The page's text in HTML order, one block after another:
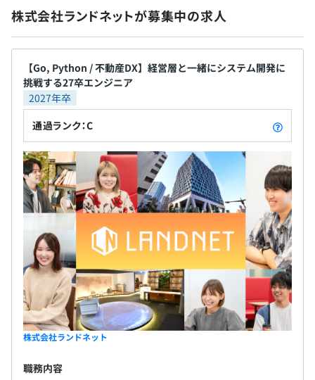
各運用業務に対してチーム制を採用しています。
・資格手当（宅建 月20,000円、FP2級 月2,500円、その
他）
賞与：年3回（4・8・12月）
※昨年実績：年間3.2カ月
昇給：年2回（2・8月）
社会保険完備（健康保険・厚生年金加入・雇用保険・労災
保険）
※東京都不動産業健康保険組合加入
放置が増加している日本において、中古不動産の流
通と再生を進める企業のシステムに携わることは、
エンジニアとして社会貢献度の高い仕事ができると
思いランドネットに入社しました。 【開発エンジニ
アBさん】 面接時に伝わる社長の熱量と意欲は圧巻
でした。 ランドネットのIRやバランスシートからも
業績を伸ばしていることがわかったので、就活生と
しては安心して入社することができました。 ◆当社
にフィットする方 ・モノづくりが好きで、自主的に
開発にのぞんできた方 ・会社の成長とともに、自身
も成長したいと考えている方 ・課題や問題点に向け
て、自発的に解決のための行動がとれる方 ・新しい
技術や手法に対して柔軟かつ積極的に取り組める方
・仲間と適切なコミュニケーションをとりながら、
ともに成長して切磋琢磨できる方 ・現時点でスキル
は浅くても、やりたいことの熱量を具体的に語れる
方
株式会社ランドネットが募集中の求人
【Go, Python / 不動産DX】経営層と一緒にシステム開発に
挑戦する27卒エンジニア
2027年卒
通過ランク：C
株式会社ランドネット
職務内容